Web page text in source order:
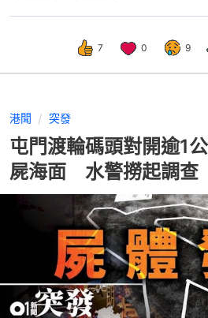
7 0 9
港聞 突發
屯門渡輪碼頭對開逾1
屍海面 水警撈起調查